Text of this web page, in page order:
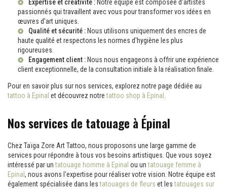
Expertise et créativité : Notre équipe est composée d'artistes
passionnés qui travaillent avec vous pour transformer vos idées en
œuvres d'art uniques.
Qualité et sécurité : Nous utilisons uniquement des encres de
haute qualité et respectons les normes d'hygiène les plus
rigoureuses.
Engagement client : Nous nous engageons à offrir une expérience
client exceptionnelle, de la consultation initiale à la réalisation finale.
Pour en savoir plus sur nos services, explorez notre page dédiée au
tattoo à Epinal et découvrez notretattoo shop à Epinal
Nos services de tatouage à Épinal
Chez Taïga Zore Art Tattoo, nous proposons une large gamme de
services pour répondre à tous vos besoins artistiques. Que vous soyez
intéressé par untatouage homme à Epinal ou untatouage femme à
Epinal , nous avons l'expertise pour réaliser votre vision. Notre équipe est
également spécialisée dans lestatouages de fleurs et lestatouages sur